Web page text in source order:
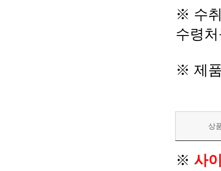
※ 수
수령
※ 제
상
※ 사